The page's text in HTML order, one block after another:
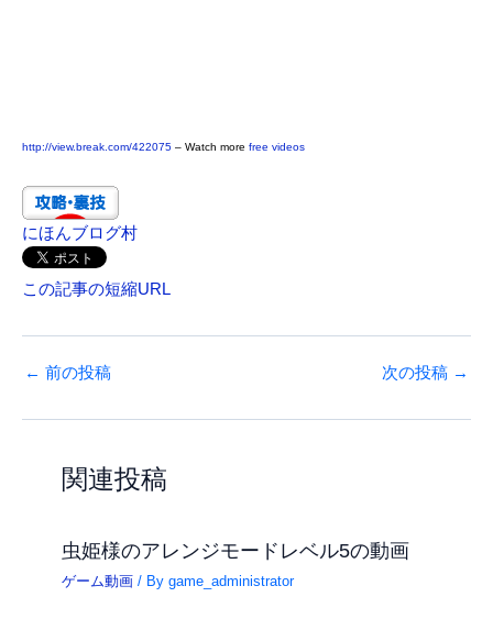
http://view.break.com/422075 – Watch more free videos
にほんブログ村
この記事の短縮URL
← 前の投稿 次の投稿 →
関連投稿
虫姫様のアレンジモードレベル5の動画
ゲーム動画 / Bygame_administrator